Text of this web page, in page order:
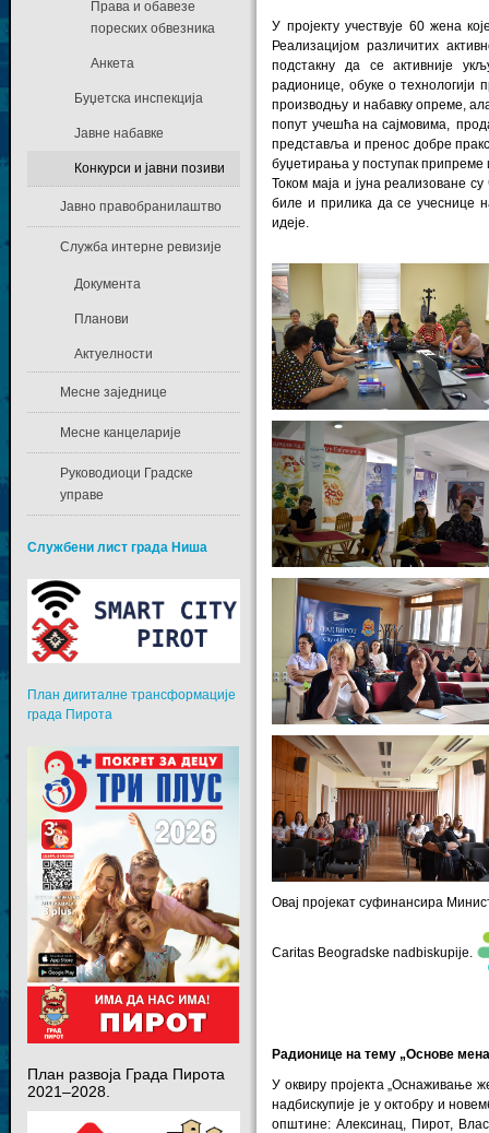
У пројекту учествује 60 жена
Реализацијом различитих
подстакну да се активније
радионице, обуке о технологији
производњу и набавку опреме,
попут учешћа на сајмовима,
представља и пренос добре
буџетирања у поступак
Током маја и јуна реализоване
биле и прилика да се учеснице
идеје.
Овај пројекат суфинансира
Caritas Beogradske nadbiskupije
Радионице на тему „Основе
У оквиру пројекта „Оснаживање
надбискупије је у октобру и
општине: Алексинац, Пирот,
Права и обавезе
пореских обвезника
Анкета
Буџетска инспекција
Јавне набавке
Конкурси и јавни позиви
Јавно правобранилаштво
Служба интерне ревизије
Документа
Планови
Актуелности
Месне заједнице
Месне канцеларије
Руководиоци Градске
управе
Службени лист града Ниша
План дигиталне трансформације
града Пирота
План развоја Града Пирота
2021–2028.